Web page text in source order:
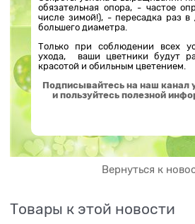
обязательная опора, - частое
числе зимой!), - пересадка раз в
большего диаметра.
Только при соблюдении всех
ухода, ваши цветники будут
красотой и обильным цветением.
Подписывайтесь на наш канал
и пользуйтесь полезной
Вернуться к
Товары к этой новости